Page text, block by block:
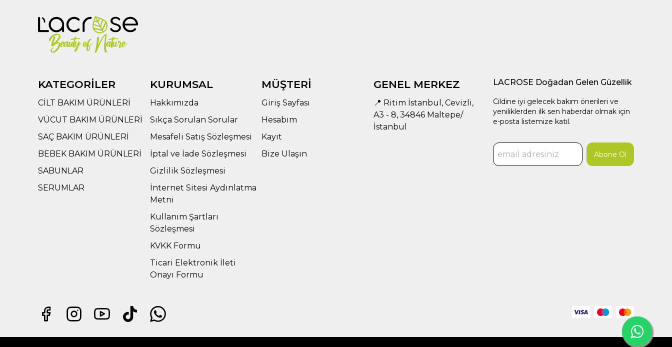
KATEGORİLER
CİLT BAKIM ÜRÜNLERİ
VÜCUT BAKIM ÜRÜNLERİ
SAÇ BAKIM ÜRÜNLERİ
BEBEK BAKIM ÜRÜNLERİ
SABUNLAR
SERUMLAR
KURUMSAL
Hakkımızda
Sıkça Sorulan Sorular
Mesafeli Satış Sözleşmesi
İptal ve İade Sözleşmesi
Gizlilik Sözleşmesi
İnternet Sitesi Aydınlatma
Metni
Kullanım Şartları
Sözleşmesi
KVKK Formu
Ticari Elektronik İleti
Onayı Formu
MÜŞTERİ
Giriş Sayfası
Hesabım
Kayıt
Bize Ulaşın
GENEL MERKEZ
📍 Ritim İstanbul, Cevizli,
A3 - 8, 34846 Maltepe/
İstanbul
LACROSE Doğadan Gelen Güzellik
Cildine iyi gelecek bakım önerileri ve
yeniliklerden ilk sen haberdar olmak için
e-posta listemize katıl.
Abone Ol